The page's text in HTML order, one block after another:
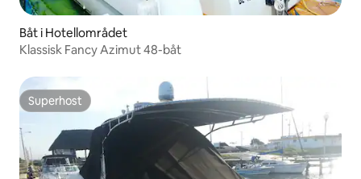
Båt i Hotellområdet
Klassisk Fancy Azimut 48-båt
Superhost
Superhost